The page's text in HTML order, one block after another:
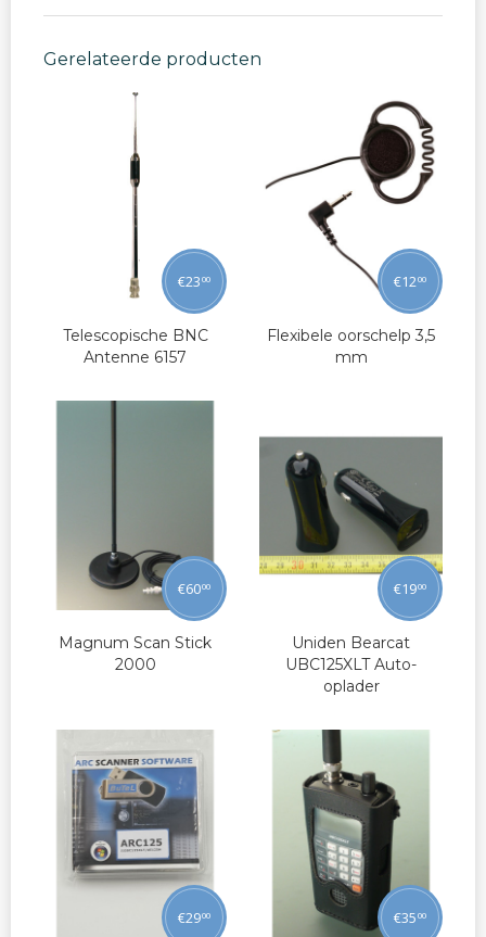
Gerelateerde producten
Telescopische BNC
Antenne 6157
€23 00
Flexibele oorschelp 3,5
mm
€12 00
Magnum Scan Stick
2000
€6000
Uniden Bearcat
UBC125XLT Auto-
oplader
€1900
€2900 €35 00